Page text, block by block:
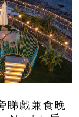
睇戲兼食晚